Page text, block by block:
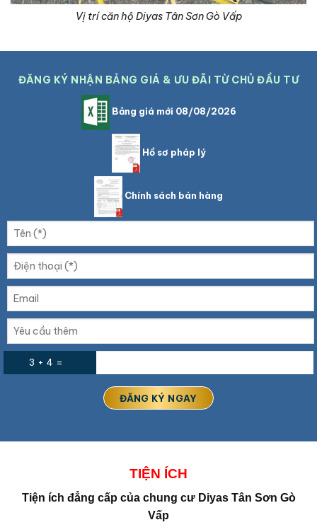
Vị trí căn hộ Diyas Tân Sơn Gò Vấp
ĐĂNG KÝ NHẬN BẢNG GIÁ & ƯU ĐÃI TỪ CHỦ ĐẦU TƯ
Bảng giá mới 08/08/2026
Hồ sơ pháp lý
Chính sách bán hàng
3 + 4 =
TIỆN ÍCH
Tiện ích đẳng cấp của chung cư Diyas Tân Sơn Gò
Vấp